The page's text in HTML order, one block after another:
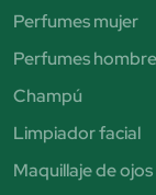
Perfumes mujer
Perfumes hombre
Champú
Limpiador facial
Maquillaje de ojos